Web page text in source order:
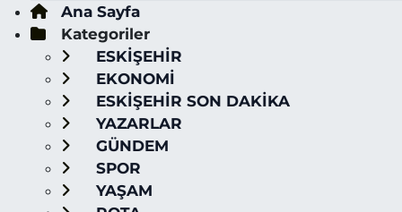
Ana Sayfa
Kategoriler
ESKİŞEHİR
EKONOMİ
ESKİŞEHİR SON DAKİKA
YAZARLAR
GÜNDEM
SPOR
YAŞAM